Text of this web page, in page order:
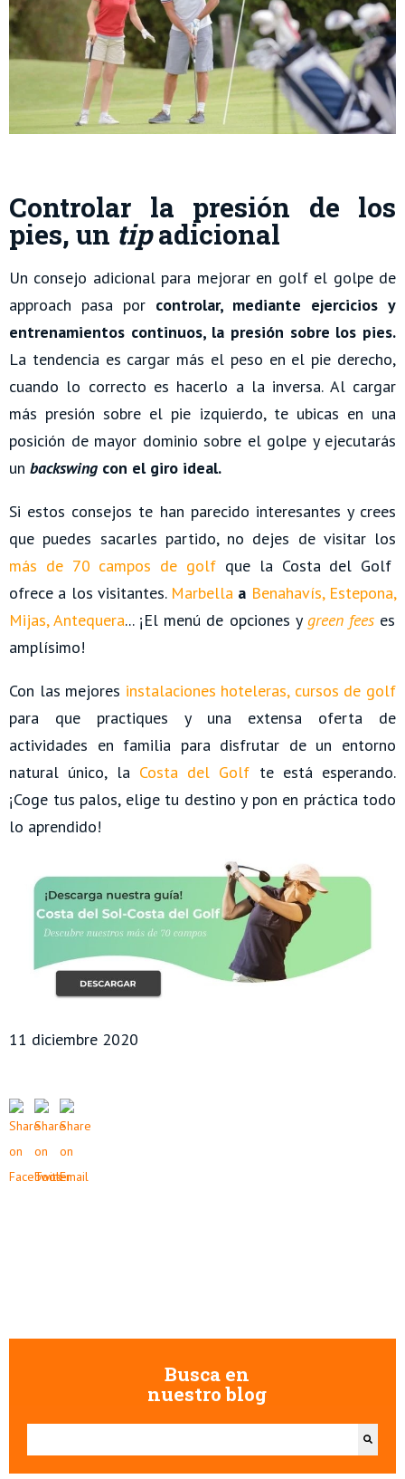
Controlar la presión de los
pies, un tipadicional
Un consejo adicional para mejorar en golf el golpe de
approach pasa por controlar, mediante ejercicios y
entrenamientos continuos, la presión sobre los pies.
La tendencia es cargar más el peso en el pie derecho,
cuando lo correcto es hacerlo a la inversa. Al cargar
más presión sobre el pie izquierdo, te ubicas en una
posición de mayor dominio sobre el golpe y ejecutarás
un backswing con el giro ideal.
Si estos consejos te han parecido interesantes y crees
que puedes sacarles partido, no dejes de visitar los
más de 70 campos de golf que la Costa del Golf
ofrece a los visitantes.Marbella a Benahavís,Estepona,
Mijas,Antequera... ¡El menú de opciones y green feeses
amplísimo!
Con las mejores instalaciones hoteleras,cursos de golf
para que practiques y una extensa oferta de
actividades en familia para disfrutar de un entorno
natural único, laCosta del Golf te está esperando.
¡Coge tus palos, elige tu destino y pon en práctica todo
lo aprendido!
11 diciembre 2020
Busca en
nuestro blog
Esto es un campo de búsqueda con una función de texto predictivo.